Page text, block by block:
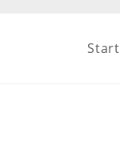
Start